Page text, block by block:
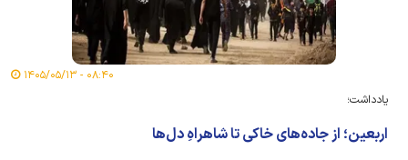
۰۸:۴۰ - ۱۴۰۵/۰۵/۱۳
یادداشت؛
اربعین؛ از جاده‌های خاکی تا شاهراهِ دل‌ها